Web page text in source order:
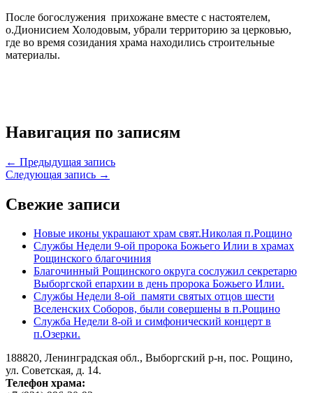
После богослужения прихожане вместе с настоятелем,
о.Дионисием Холодовым, убрали территорию за церковью,
где во время созидания храма находились строительные
материалы.
Навигация по записям
← Предыдущая запись
Следующая запись →
Свежие записи
Новые иконы украшают храм свят.Николая п.Рощино
Службы Недели 9-ой пророка Божьего Илии в храмах
Рощинского благочиния
Благочинный Рощинского округа сослужил секретарю
Выборгской епархии в день пророка Божьего Илии.
Службы Недели 8-ой памяти святых отцов шести
Вселенских Соборов, были совершены в п.Рощино
Служба Недели 8-ой и симфонический концерт в
п.Озерки.
188820, Ленинградская обл., Выборгский р-н, пос. Рощино,
ул. Советская, д. 14.
Телефон храма: